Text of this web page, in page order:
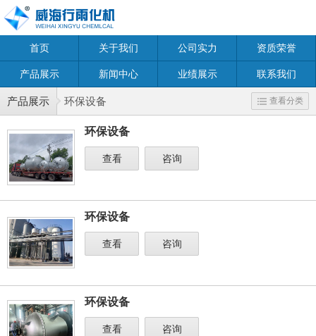
首页 关于我们 公司实力 资质荣誉
产品展示 新闻中心 业绩展示 联系我们
产品展示 环保设备 查看分类
环保设备
查看 咨询
环保设备
查看 咨询
环保设备
查看 咨询